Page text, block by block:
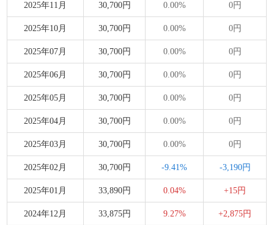
2025年11月 30,700円 0.00% 0円
2025年10月 30,700円 0.00% 0円
2025年07月 30,700円 0.00% 0円
2025年06月 30,700円 0.00% 0円
2025年05月 30,700円 0.00% 0円
2025年04月 30,700円 0.00% 0円
2025年03月 30,700円 0.00% 0円
2025年02月 30,700円 -9.41% -3,190円
2025年01月 33,890円 0.04% +15円
2024年12月 33,875円 9.27% +2,875円